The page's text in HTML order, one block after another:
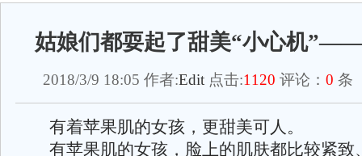
姑娘们都耍起了甜美“小心机
2018/3/9 18:05 作者:Edit 点击:1120 评论： 0 条
有着苹果肌的女孩，更甜美可人。
有苹果肌的女孩，脸上的肌肤都比较紧致